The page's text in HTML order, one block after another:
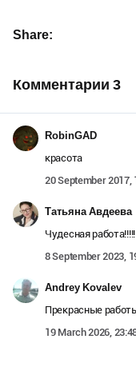
Share
Комментарии 3
RobinGAD
красота
20 September 2017,
Татьяна Авдеева
Чудесная работа!!!!!
8 September 2023,
Andrey Kovalev
Прекрасные
19 March 2026,